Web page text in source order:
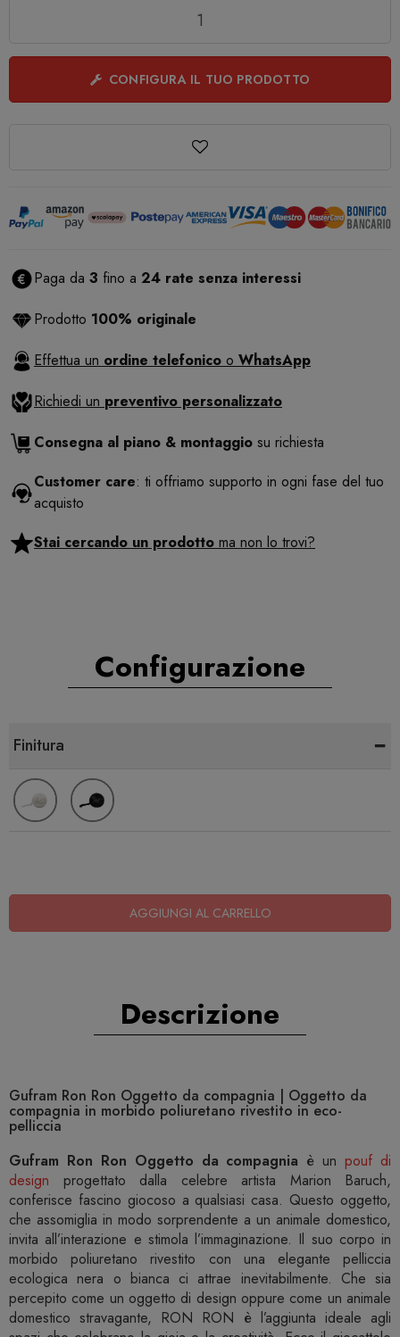
CONFIGURA IL TUO PRODOTTO
Paga da 3 fino a 24 rate senza interessi
Prodotto 100% originale
Effettua un ordine telefonico o WhatsApp
Richiedi un preventivo personalizzato
Consegna al piano & montaggio su richiesta
Customer care: ti offriamo supporto in ogni fase del tuo
acquisto
Stai cercando un prodotto ma non lo trovi?
Configurazione
Finitura -
AGGIUNGI AL CARRELLO
Descrizione
Gufram Ron Ron Oggetto da compagnia | Oggetto da
compagnia in morbido poliuretano rivestito in eco-
pelliccia
Gufram Ron Ron Oggetto da compagnia è unpouf di
design progettato dalla celebre artista Marion Baruch,
conferisce fascino giocoso a qualsiasi casa. Questo oggetto,
che assomiglia in modo sorprendente a un animale domestico,
invita all’interazione e stimola l’immaginazione. Il suo corpo in
morbido poliuretano rivestito con una elegante pelliccia
ecologica nera o bianca ci attrae inevitabilmente. Che sia
percepito come un oggetto di design oppure come un animale
domestico stravagante, RON RON è l’aggiunta ideale agli